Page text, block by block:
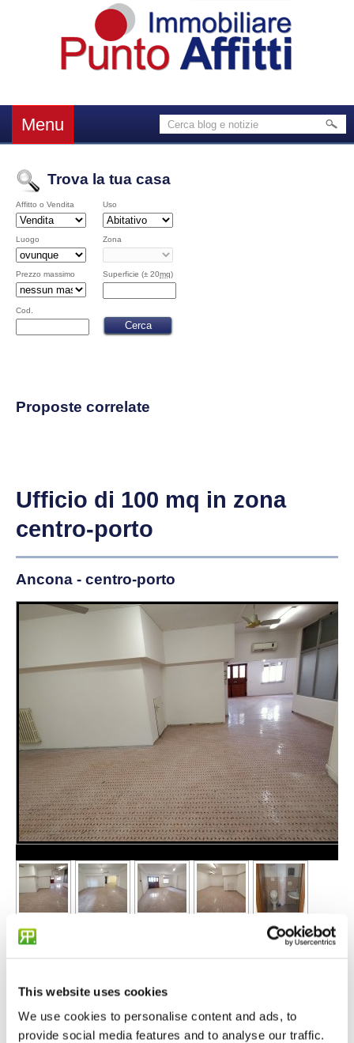
This website uses cookies
We use cookies to personalise content and ads, to
provide social media features and to analyse our traffic.
Menu
Trova la tua casa
Affitto o Vendita Uso
Luogo Zona
Prezzo massimo Superficie (± 20mq)
Cod.
Proposte correlate
Ufficio di 100 mq in zona
centro-porto
Ancona - centro-porto
115.000 €